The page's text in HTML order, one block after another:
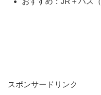
スポンサードリンク